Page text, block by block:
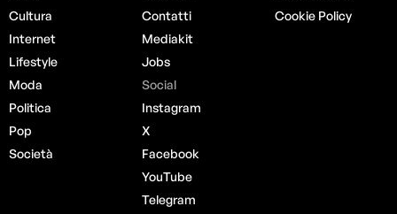
Cultura
Internet
Lifestyle
Moda
Politica
Pop
Società
Contatti
Mediakit
Jobs
Social
Instagram
X
Facebook
YouTube
Telegram
Cookie Policy